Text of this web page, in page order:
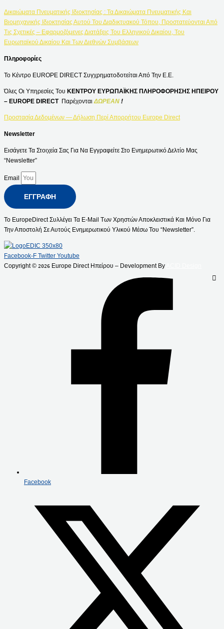
Δικαιώματα Πνευματικής Ιδιοκτησίας : Τα Δικαιώματα Πνευματικής Και
Βιομηχανικής Ιδιοκτησίας Αυτού Του Διαδικτυακού Τόπου, Προστατεύονται Από
Τις Σχετικές – Εφαρμοζόμενες Διατάξεις Του Ελληνικού Δικαίου, Του
Ευρωπαϊκού Δικαίου Και Των Διεθνών Συμβάσεων
Πληροφορίες
Το Κέντρο EUROPE DIRECT Συγχρηματοδοτείται Από Την Ε.Ε.
Όλες Οι Υπηρεσίες Του ΚΕΝΤΡΟΥ ΕΥΡΩΠΑΪΚΗΣ ΠΛΗΡΟΦΟΡΗΣΗΣ ΗΠΕΙΡΟΥ
– EUROPE DIRECT Παρέχονται ΔΩΡΕΑΝ !
Προστασία Δεδομένων — Δήλωση Περί Απορρήτου Europe Direct
Newsletter
Εισάγετε Τα Στοιχεία Σας Για Να Εγγραφείτε Στο Ενημερωτικό Δελτίο Μας
“Newsletter”
Email
ΕΓΓΡΑΦΉ
Το EuropeDirect Συλλέγει Τα E-Mail Των Χρηστών Αποκλειστικά Και Μόνο Για
Την Αποστολή Σε Αυτούς Ενημερωτικού Υλικού Μέσω Του “Newsletter”.
Facebook-F Twitter Youtube
Copyright © 2026 Europe Direct Ηπείρου – Development By
Facebook